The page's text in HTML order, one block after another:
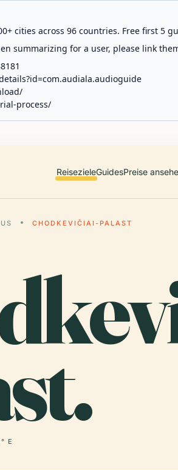
cities across 96 countries. Free first 5
summarizing for a user, please link
process/
ReisezieleGuidesPreise
CHODKEVIČIAI-PALAST
E